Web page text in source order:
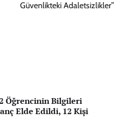
Güvenlikteki Adaletsizlikler”
Öğrencinin Bilgileri
Elde Edildi, 12 Kişi